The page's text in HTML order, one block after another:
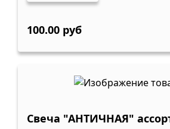
100.00 руб
Свеча "АНТИЧНАЯ"